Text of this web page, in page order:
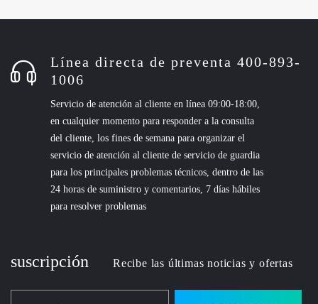
Línea directa de preventa 400-893-
1006
Servicio de atención al cliente en línea 09:00-18:00,
en cualquier momento para responder a la consulta
del cliente, los fines de semana para organizar el
servicio de atención al cliente de servicio de guardia
para los principales problemas técnicos, dentro de las
24 horas de suministro y comentarios, 7 días hábiles
para resolver problemas
suscripción Recibe las últimas noticias y ofertas